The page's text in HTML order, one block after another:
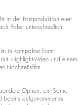
in der Postproduktion euer
Paket unterschiedlich
in kompakter Form
Highlight-Video und einem
Hochzeitsfilm
Option: ein Same-
aufgenommenes